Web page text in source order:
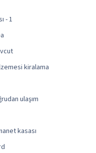
- 1
kiralama
ulaşım
kasası